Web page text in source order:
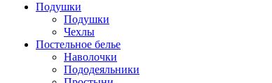
Подушки
Подушки
Чехлы
Постельное белье
Наволочки
Пододеяльники